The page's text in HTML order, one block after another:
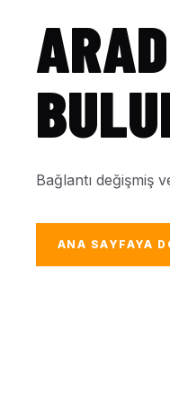
Bağlantı değişmiş
ANA SAYFAYA